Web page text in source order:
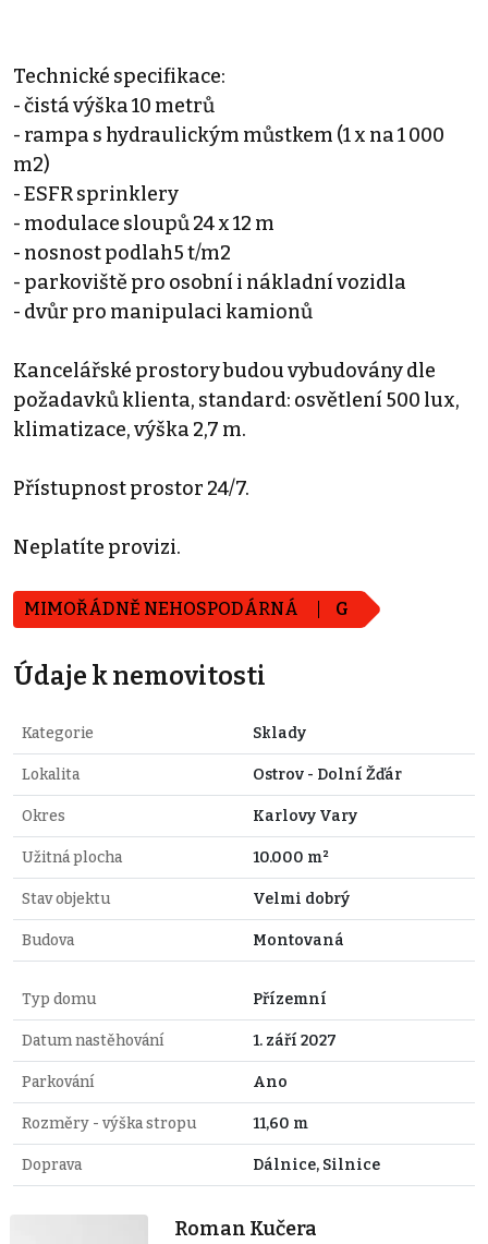
Technické specifikace:
- čistá výška 10 metrů
- rampa s hydraulickým můstkem (1 x na 1 000
m2)
- ESFR sprinklery
- modulace sloupů 24 x 12 m
- nosnost podlah5 t/m2
- parkoviště pro osobní i nákladní vozidla
- dvůr pro manipulaci kamionů
Kancelářské prostory budou vybudovány dle
požadavků klienta, standard: osvětlení 500 lux,
klimatizace, výška 2,7 m.
Přístupnost prostor 24/7.
Neplatíte provizi.
MIMOŘÁDNĚ NEHOSPODÁRNÁ G
Údaje k nemovitosti
Kategorie Sklady
Lokalita Ostrov - Dolní Žďár
Okres Karlovy Vary
Užitná plocha 10.000 m²
Stav objektu Velmi dobrý
Budova Montovaná
Typ domu Přízemní
Datum nastěhování 1. září 2027
Parkování Ano
Rozměry - výška stropu 11,60 m
Doprava Dálnice, Silnice
Roman Kučera